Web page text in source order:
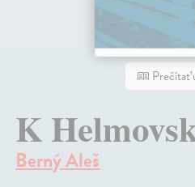
Prečítať
K
Berný Aleš